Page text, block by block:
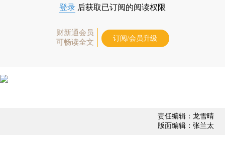
登录 后获取已订阅的阅读权限
财新通会员
可畅读全文
订阅/会员升级
责任编辑：龙雪晴
版面编辑：张兰太